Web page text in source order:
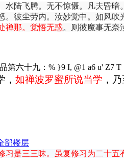
陆飞腾。无不惊慑。凡夫昏
。彼尘劳内。汝妙觉中。如风
禅那。 觉悟无惑。则彼魔事无奈
第六十九： % }9 I, @1 a6 u' Z7
如禅波罗蜜所说当学 ，
部楼层
是三三昧。虽复修习为二十五